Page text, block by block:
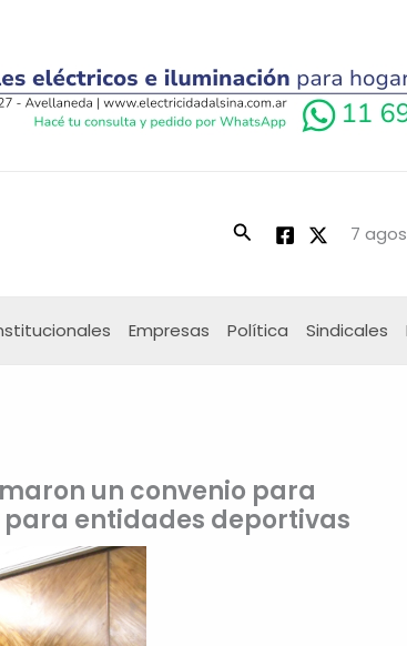
Buscar 7
Empresas Política Sindicales
un convenio para
entidades deportivas